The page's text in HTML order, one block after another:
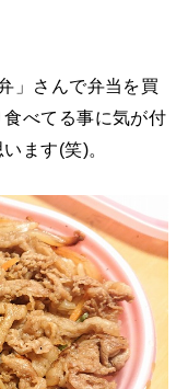
」さんで弁当を買
べてる事に気が付
ます(笑)。